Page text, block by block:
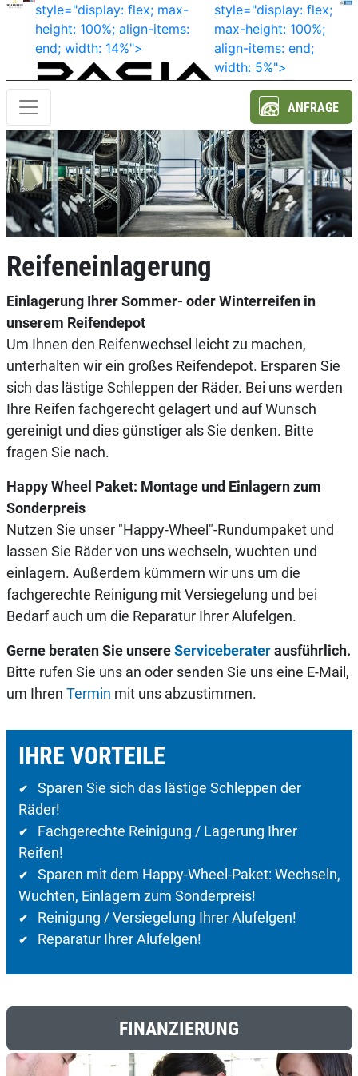
style="display: flex; max-
height: 100%; align-items:
end; width: 14%">
style="display: flex;
max-height: 100%;
align-items: end;
width: 5%">
ANFRAGE
Reifeneinlagerung
Einlagerung Ihrer Sommer- oder Winterreifen in
unserem Reifendepot
Um Ihnen den Reifenwechsel leicht zu machen,
unterhalten wir ein großes Reifendepot. Ersparen Sie
sich das lästige Schleppen der Räder. Bei uns werden
Ihre Reifen fachgerecht gelagert und auf Wunsch
gereinigt und dies günstiger als Sie denken. Bitte
fragen Sie nach.
Happy Wheel Paket: Montage und Einlagern zum
Sonderpreis
Nutzen Sie unser "Happy-Wheel"-Rundumpaket und
lassen Sie Räder von uns wechseln, wuchten und
einlagern. Außerdem kümmern wir uns um die
fachgerechte Reinigung mit Versiegelung und bei
Bedarf auch um die Reparatur Ihrer Alufelgen.
Gerne beraten Sie unsereServiceberaterausführlich.
Bitte rufen Sie uns an oder senden Sie uns eine E-Mail,
um Ihren Termin mit uns abzustimmen.
IHRE VORTEILE
✔ Sparen Sie sich das lästige Schleppen der
Räder!
✔ Fachgerechte Reinigung / Lagerung Ihrer
Reifen!
✔ Sparen mit dem Happy-Wheel-Paket: Wechseln,
Wuchten, Einlagern zum Sonderpreis!
✔ Reinigung / Versiegelung Ihrer Alufelgen!
✔ Reparatur Ihrer Alufelgen!
FINANZIERUNG